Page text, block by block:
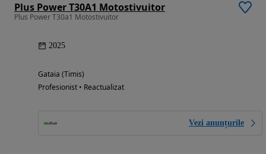
Plus Power T30A1 Motostivuitor
Plus Power T30a1 Motostivuitor
2025
Gataia (Timis)
Profesionist • Reactualizat
Vezi anunțurile